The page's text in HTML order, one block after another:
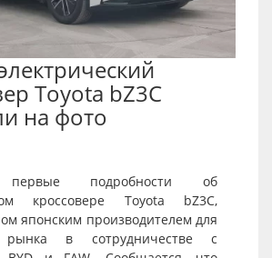
Toyota bZ3C
на фото
первые подробности об
кроссовере Toyota bZ3C,
японским производителем для
рынка в сотрудничестве с